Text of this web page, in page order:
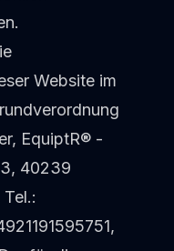
Website im
EquiptR® -
3, 40239